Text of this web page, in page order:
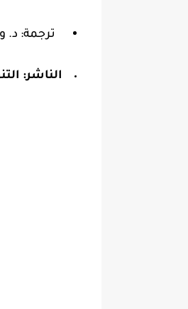
ترجمة:
الناشر: